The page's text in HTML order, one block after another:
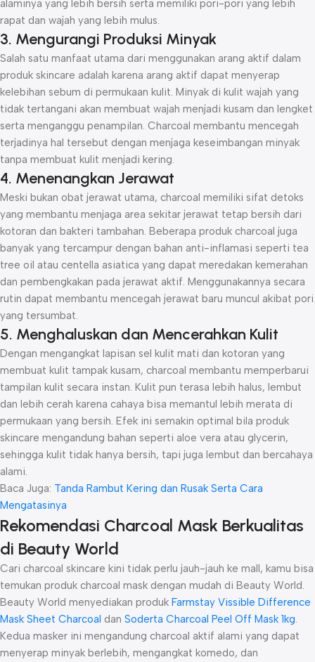
alaminya yang lebih bersih serta memiliki pori-pori yang lebih
rapat dan wajah yang lebih mulus.
3. Mengurangi Produksi Minyak
Salah satu manfaat utama dari menggunakan arang aktif dalam
produk skincare adalah karena arang aktif dapat menyerap
kelebihan sebum di permukaan kulit. Minyak di kulit wajah yang
tidak tertangani akan membuat wajah menjadi kusam dan lengket
serta menganggu penampilan. Charcoal membantu mencegah
terjadinya hal tersebut dengan menjaga keseimbangan minyak
tanpa membuat kulit menjadi kering.
4. Menenangkan Jerawat
Meski bukan obat jerawat utama, charcoal memiliki sifat detoks
yang membantu menjaga area sekitar jerawat tetap bersih dari
kotoran dan bakteri tambahan. Beberapa produk charcoal juga
banyak yang tercampur dengan bahan anti-inflamasi seperti tea
tree oil atau centella asiatica yang dapat meredakan kemerahan
dan pembengkakan pada jerawat aktif. Menggunakannya secara
rutin dapat membantu mencegah jerawat baru muncul akibat pori
yang tersumbat.
5. Menghaluskan dan Mencerahkan Kulit
Dengan mengangkat lapisan sel kulit mati dan kotoran yang
membuat kulit tampak kusam, charcoal membantu memperbarui
tampilan kulit secara instan. Kulit pun terasa lebih halus, lembut
dan lebih cerah karena cahaya bisa memantul lebih merata di
permukaan yang bersih. Efek ini semakin optimal bila produk
skincare mengandung bahan seperti aloe vera atau glycerin,
sehingga kulit tidak hanya bersih, tapi juga lembut dan bercahaya
alami.
Baca Juga: Tanda Rambut Kering dan Rusak Serta Cara
Mengatasinya
Rekomendasi Charcoal Mask Berkualitas
di Beauty World
Cari charcoal skincare kini tidak perlu jauh-jauh ke mall, kamu bisa
temukan produk charcoal mask dengan mudah di Beauty World.
Beauty World menyediakan produk Farmstay Vissible Difference
Mask Sheet Charcoal dan Soderta Charcoal Peel Off Mask 1kg.
Kedua masker ini mengandung charcoal aktif alami yang dapat
menyerap minyak berlebih, mengangkat komedo, dan